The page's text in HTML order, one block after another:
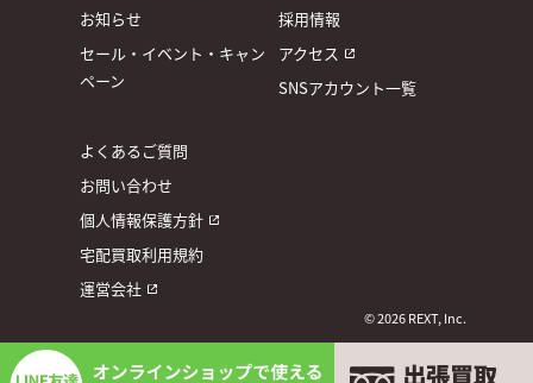
お知らせ
セール・イベント・キャン
ペーン
採用情報
アクセス
SNSアカウント一覧
よくあるご質問
お問い合わせ
個人情報保護方針
宅配買取利用規約
運営会社
© 2026 REXT, Inc.